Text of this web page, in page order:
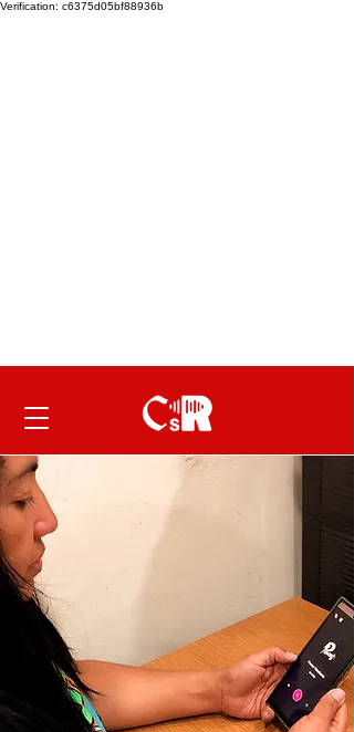
Verification: c6375d05bf88936b